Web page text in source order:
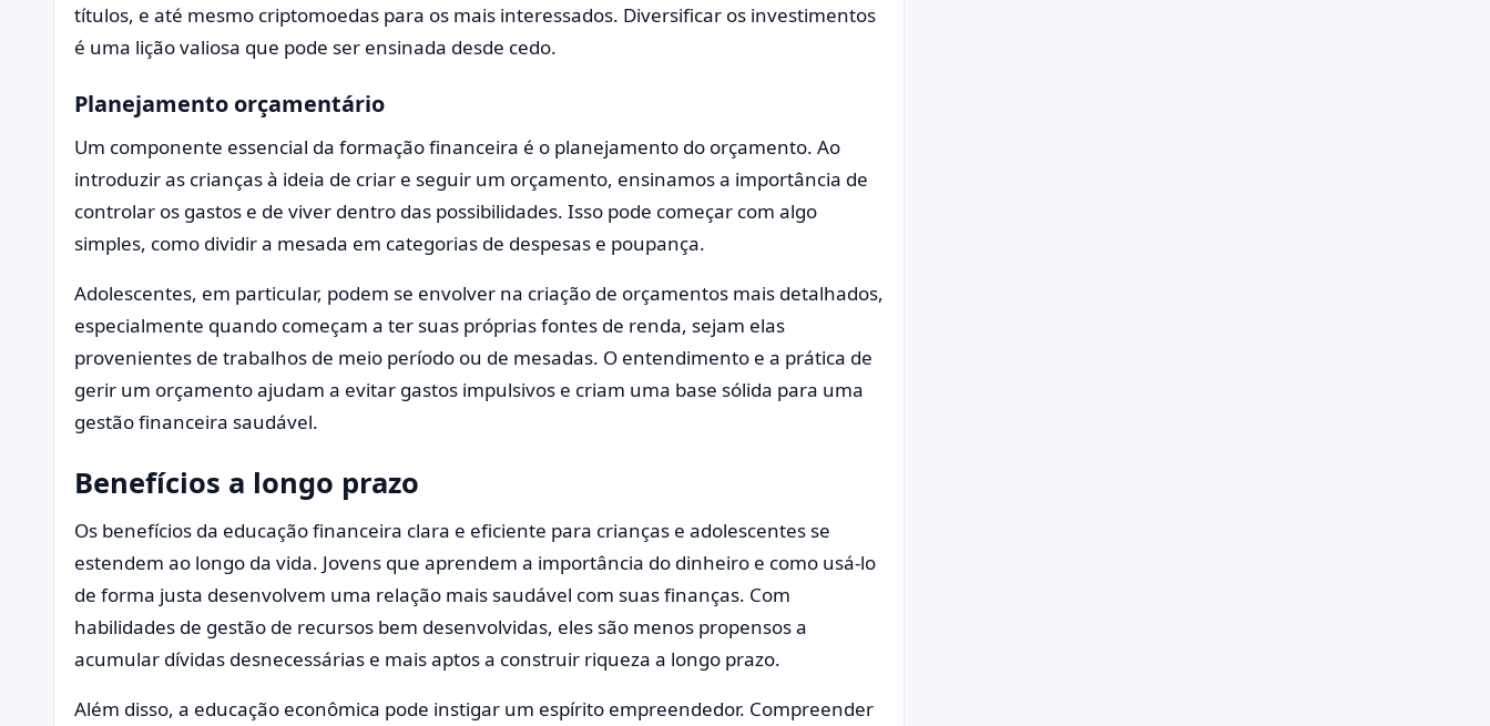
títulos, e até mesmo criptomoedas para os mais interessados. Diversificar os investimentos
é uma lição valiosa que pode ser ensinada desde cedo.
Planejamento orçamentário
Um componente essencial da formação financeira é o planejamento do orçamento. Ao
introduzir as crianças à ideia de criar e seguir um orçamento, ensinamos a importância de
controlar os gastos e de viver dentro das possibilidades. Isso pode começar com algo
simples, como dividir a mesada em categorias de despesas e poupança.
Adolescentes, em particular, podem se envolver na criação de orçamentos mais detalhados,
especialmente quando começam a ter suas próprias fontes de renda, sejam elas
provenientes de trabalhos de meio período ou de mesadas. O entendimento e a prática de
gerir um orçamento ajudam a evitar gastos impulsivos e criam uma base sólida para uma
gestão financeira saudável.
Benefícios a longo prazo
Os benefícios da educação financeira clara e eficiente para crianças e adolescentes se
estendem ao longo da vida. Jovens que aprendem a importância do dinheiro e como usá-lo
de forma justa desenvolvem uma relação mais saudável com suas finanças. Com
habilidades de gestão de recursos bem desenvolvidas, eles são menos propensos a
acumular dívidas desnecessárias e mais aptos a construir riqueza a longo prazo.
Além disso, a educação econômica pode instigar um espírito empreendedor. Compreender